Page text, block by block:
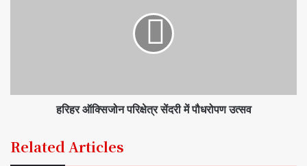
हरिहर ऑक्सिजोन परिक्षेत्र सेंदरी में पौधरोपण उत्सव
Related Articles